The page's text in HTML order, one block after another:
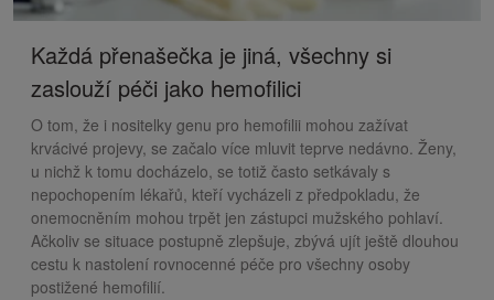
Každá přenašečka je jiná, všechny si
zaslouží péči jako hemofilici
O tom, že i nositelky genu pro hemofilii mohou zažívat
krvácivé projevy, se začalo více mluvit teprve nedávno. Ženy,
u nichž k tomu docházelo, se totiž často setkávaly s
nepochopením lékařů, kteří vycházeli z předpokladu, že
onemocněním mohou trpět jen zástupci mužského pohlaví.
Ačkoliv se situace postupně zlepšuje, zbývá ujít ještě dlouhou
cestu k nastolení rovnocenné péče pro všechny osoby
postižené hemofilií.